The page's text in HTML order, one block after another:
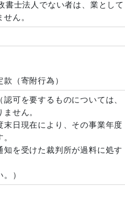
士法人でない者は、業として
ん。
（寄附行為）
可を要するものについては、
せん。
日現在により、その事業年度
を受けた裁判所が過料に処す
）